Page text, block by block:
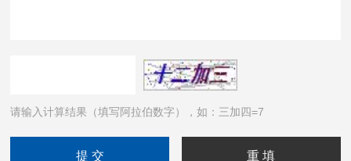
请输入计算结果（填写阿拉伯数字），如：三加四=7